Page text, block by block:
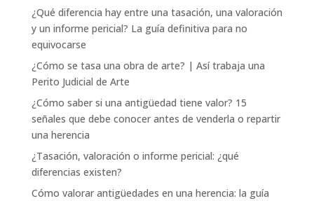
¿Qué diferencia hay entre una tasación, una valoración
y un informe pericial? La guía definitiva para no
equivocarse
¿Cómo se tasa una obra de arte? | Así trabaja una
Perito Judicial de Arte
¿Cómo saber si una antigüedad tiene valor? 15
señales que debe conocer antes de venderla o repartir
una herencia
¿Tasación, valoración o informe pericial: ¿qué
diferencias existen?
Cómo valorar antigüedades en una herencia: la guía